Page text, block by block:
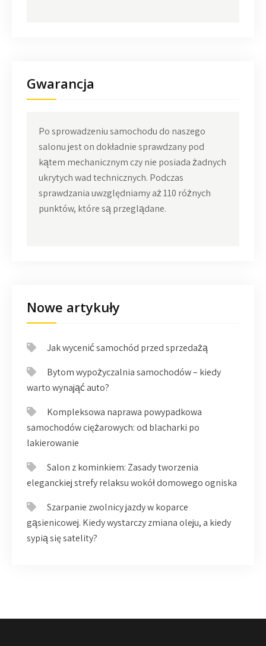
Gwarancja
Po sprowadzeniu samochodu do naszego
salonu jest on dokładnie sprawdzany pod
kątem mechanicznym czy nie posiada żadnych
ukrytych wad technicznych. Podczas
sprawdzania uwzględniamy aż 110 różnych
punktów, które są przeglądane.
Nowe artykuły
Jak wycenić samochód przed sprzedażą
Bytom wypożyczalnia samochodów – kiedy
warto wynająć auto?
Kompleksowa naprawa powypadkowa
samochodów ciężarowych: od blacharki po
lakierowanie
Salon z kominkiem: Zasady tworzenia
eleganckiej strefy relaksu wokół domowego ogniska
Szarpanie zwolnicy jazdy w koparce
gąsienicowej. Kiedy wystarczy zmiana oleju, a kiedy
sypią się satelity?